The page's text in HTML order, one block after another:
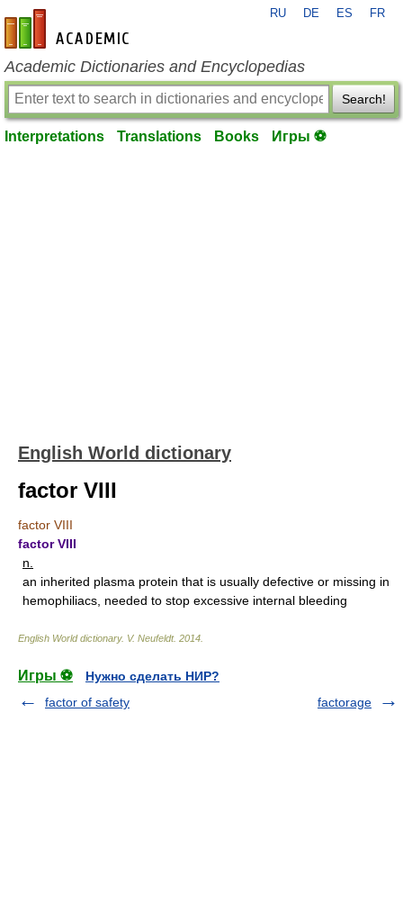
en-academic.com
RU DE ES FR
Academic Dictionaries and Encyclopedias
Search!
Interpretations Translations Books Игры ⚽
English World dictionary
factor VIII
factor VIII
factor VIII
n.
an inherited plasma protein that is usually defective or missing in
hemophiliacs, needed to stop excessive internal bleeding
English World dictionary. V. Neufeldt. 2014
Игры ⚽
Нужно сделать НИР?
factor of safety
factorage